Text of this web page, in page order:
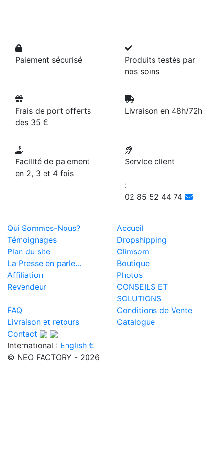
Paiement sécurisé
Produits testés par
nos soins
Frais de port offerts
dès 35 €
Livraison en 48h/72h
Facilité de paiement
en 2, 3 et 4 fois
Service client
:
02 85 52 44 74
Qui Sommes-Nous?
Accueil
Témoignages
Dropshipping
Plan du site
Climsom
La Presse en parle...
Boutique
Affiliation
Photos
Revendeur
CONSEILS ET
SOLUTIONS
FAQ
Conditions de Vente
Livraison et retours
Catalogue
Contact
International : English €
© NEO FACTORY - 2026